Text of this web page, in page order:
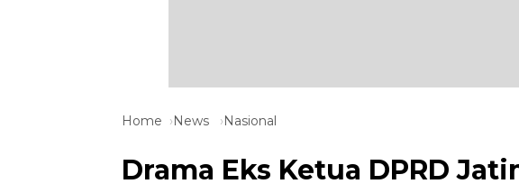
Home News Nasional
Drama Eks Ketua DPRD